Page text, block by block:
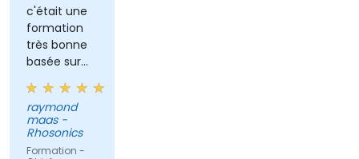
c'était une
formation
très bonne
basée sur
l'expérience
raymond
maas -
Rhosonics
Formation -